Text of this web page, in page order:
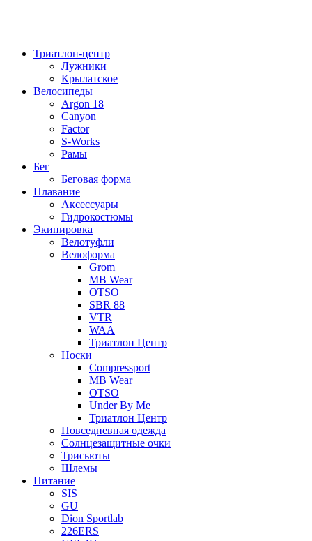
Триатлон-центр
Лужники
Крылатское
Велосипеды
Argon 18
Canyon
Factor
S-Works
Рамы
Бег
Беговая форма
Плавание
Аксессуары
Гидрокостюмы
Экипировка
Велотуфли
Велоформа
Grom
MB Wear
OTSO
SBR 88
VTR
WAA
Триатлон Центр
Носки
Compressport
MB Wear
OTSO
Under By Me
Триатлон Центр
Повседневная одежда
Солнцезащитные очки
Трисьюты
Шлемы
Питание
SIS
GU
Dion Sportlab
226ERS